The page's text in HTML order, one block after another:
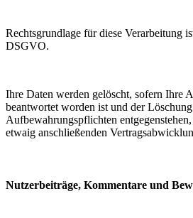
Rechtsgrundlage für diese Verarbeitung
DSGVO.
Ihre Daten werden gelöscht, sofern Ihre
beantwortet worden ist und der
Aufbewahrungspflichten
etwaig anschließenden
Nutzerbeiträge, Kommentare und